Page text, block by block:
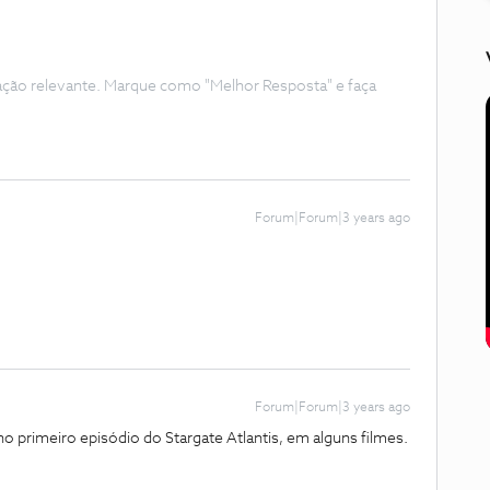
relevante. Marque como "Melhor Resposta" e faça
Forum|Forum|3 years ago
Forum|Forum|3 years ago
primeiro episódio do Stargate Atlantis, em alguns filmes.